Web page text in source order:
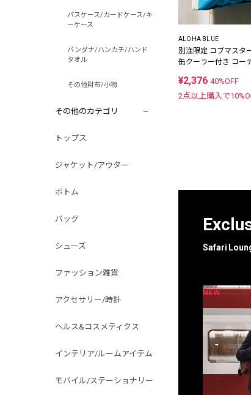
パスケース/カードケース/キ
ーケース
バンダナ/ハンカチ/ハンド
タオル
その他財布/小物
その他のカテゴリ
トップス
ジャケット/アウター
ボトム
バッグ
シューズ
ファッション雑貨
アクセサリー/時計
ヘルス&コスメティクス
インテリア/ルームアイテム
モバイル/ステーショナリー
ALOHA BLUE
別注限定 コブマスタ
缶クーラー付き コー
¥2,376 40%OFF
2点以上購入で10
Safari
NEW